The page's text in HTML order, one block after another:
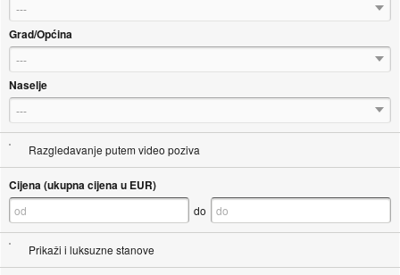
---
Grad/Općina
---
Naselje
---
Razgledavanje putem video poziva
Cijena (ukupna cijena u EUR)
do
Prikaži i luksuzne stanove